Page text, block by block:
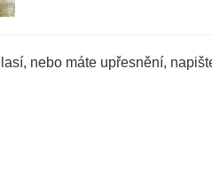
nebo máte upřesnění,